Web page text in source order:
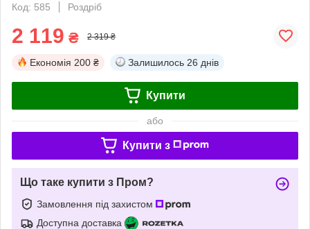
Код: 585
Роздріб
2 119 ₴ 2 319 ₴
Економія 200 ₴ Залишилось 26 днів
Купити
або
Купити з
Що таке купити з Пром?
Замовлення під захистом
Доступна доставка